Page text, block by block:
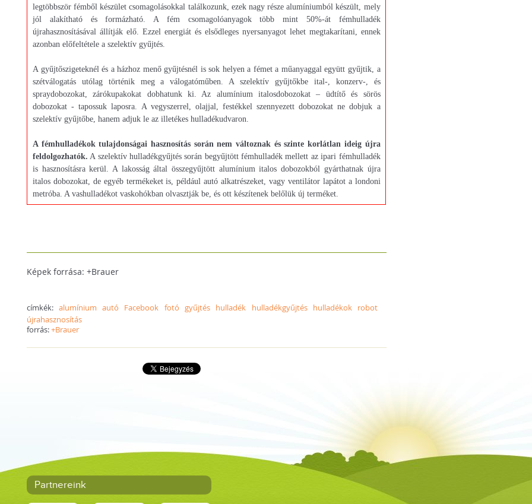
legtöbbször fémből készület csomagolásokkal találkozunk, ezek nagy része alumíniumból készült, mely
jól alakítható és formázható. A fém csomagolóanyagok több mint 50%-át fémhulladék
újrahasznosításával állítják elő. Ezzel energiát és elsődleges nyersanyagot lehet megtakarítani, ennek
azonban előfeltétele a szelektív gyűjtés.
A gyűjtőszigeteknél és a házhoz menő gyűjtésnél is sok helyen a fémet a műanyaggal együtt gyűjtik, a
szétválogatás utólag történik meg a válogatóműben. A szelektív gyűjtőkbe ital-, konzerv-, és
spraydobozokat, zárókupakokat dobhatunk ki. Az alumínium italosdobozokat – üdtítő és sörös
dobozokat - tapossuk laposra. A vegyszerrel, olajjal, festékkel szennyezett dobozokat ne dobjuk a
szelektív gyűjtőbe, hanem adjuk le az illetékes hulladékudvaron.
A fémhulladékok tulajdonságai hasznosítás során nem változnak és szinte korlátlan ideig újra
feldolgozhatók. A szelektív hulladékgyűjtés során begyűjtött fémhulladék mellett az ipari fémhulladék
is hasznosításra kerül. A lakosság által összegyűjtött alumínium italos dobozokból gyárthatnak újra
italos dobozokat, de egyéb termékeket is, például autó alkatrészeket, vagy ventilátor lapátot a londoni
metróba. A vashulladékot vaskohókban olvasztják be, és ott készítenek belőlük új terméket.
Képek forrása: +Brauer
címkék: alumínium autó Facebook fotó gyűjtés hulladék hulladékgyűjtés hulladékok
robot
újrahasznosítás
forrás:+Brauer
Partnereink